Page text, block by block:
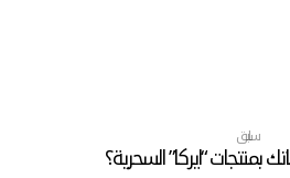
سابق
بمنتجات “ايركا” السحرية؟